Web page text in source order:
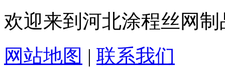
欢迎来到河北涂程丝网
网站地图 | 联系我们